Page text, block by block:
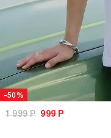
-50%
1 999Р 999 Р